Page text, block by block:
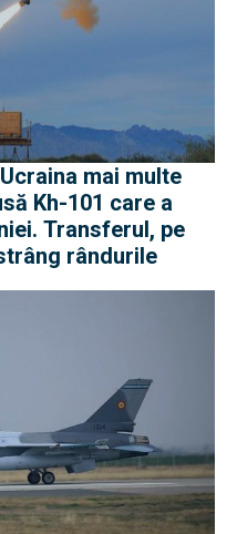
mai multe
Kh-101 care a
Transferul, pe
rândurile